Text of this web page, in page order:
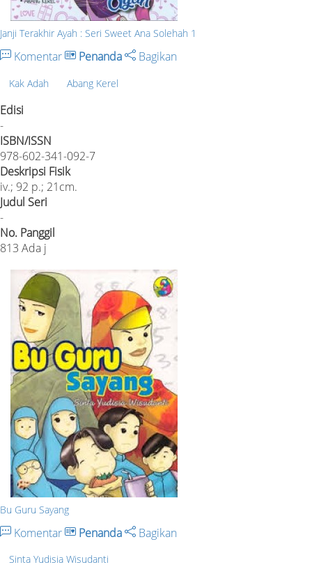
Janji Terakhir Ayah : Seri Sweet Ana Solehah 1
Komentar Penanda Bagikan
Kak Adah Abang Kerel
Edisi
-
ISBN/ISSN
978-602-341-092-7
Deskripsi Fisik
iv.; 92 p.; 21cm.
Judul Seri
-
No. Panggil
813 Ada j
Bu Guru Sayang
Komentar Penanda Bagikan
Sinta Yudisia Wisudanti